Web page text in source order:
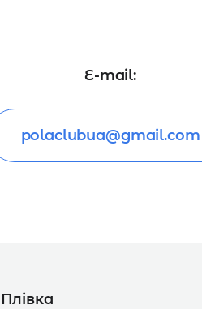
E-mail:
polaclubua@gmail.com
Плівка